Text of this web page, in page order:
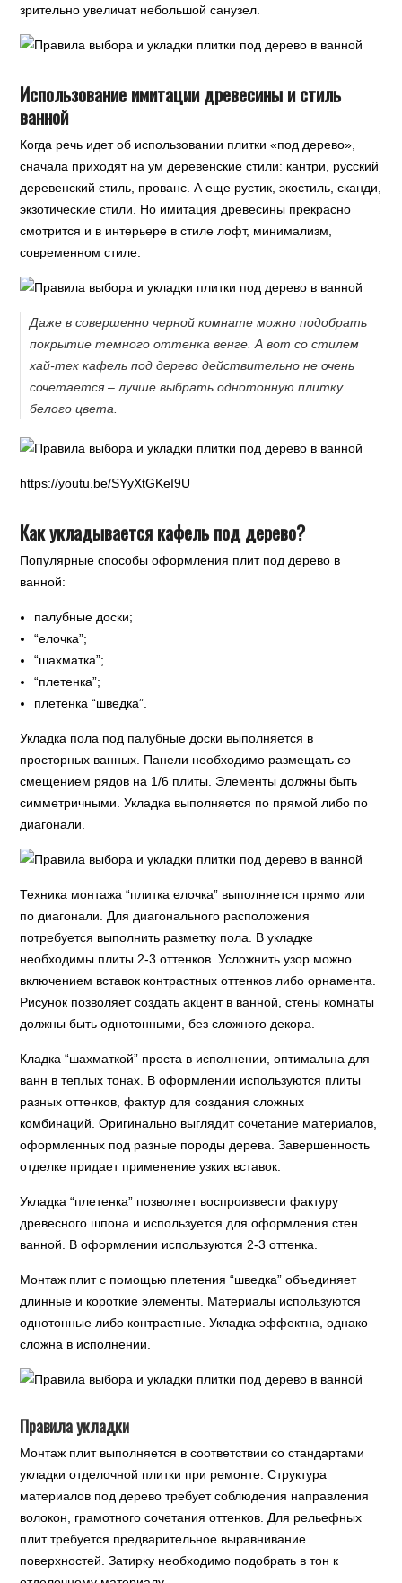
зрительно увеличат небольшой санузел.
Использование имитации древесины и стиль
ванной
Когда речь идет об использовании плитки «под дерево»,
сначала приходят на ум деревенские стили: кантри, русский
деревенский стиль, прованс. А еще рустик, экостиль, сканди,
экзотические стили. Но имитация древесины прекрасно
смотрится и в интерьере в стиле лофт, минимализм,
современном стиле.
Даже в совершенно черной комнате можно подобрать
покрытие темного оттенка венге. А вот со стилем
хай-тек кафель под дерево действительно не очень
сочетается – лучше выбрать однотонную плитку
белого цвета.
https://youtu.be/SYyXtGKeI9U
Как укладывается кафель под дерево?
Популярные способы оформления плит под дерево в
ванной:
палубные доски;
“елочка”;
“шахматка”;
“плетенка”;
плетенка “шведка”.
Укладка пола под палубные доски выполняется в
просторных ванных. Панели необходимо размещать со
смещением рядов на 1/6 плиты. Элементы должны быть
симметричными. Укладка выполняется по прямой либо по
диагонали.
Техника монтажа “плитка елочка” выполняется прямо или
по диагонали. Для диагонального расположения
потребуется выполнить разметку пола. В укладке
необходимы плиты 2-3 оттенков. Усложнить узор можно
включением вставок контрастных оттенков либо орнамента.
Рисунок позволяет создать акцент в ванной, стены комнаты
должны быть однотонными, без сложного декора.
Кладка “шахматкой” проста в исполнении, оптимальна для
ванн в теплых тонах. В оформлении используются плиты
разных оттенков, фактур для создания сложных
комбинаций. Оригинально выглядит сочетание материалов,
оформленных под разные породы дерева. Завершенность
отделке придает применение узких вставок.
Укладка “плетенка” позволяет воспроизвести фактуру
древесного шпона и используется для оформления стен
ванной. В оформлении используются 2-3 оттенка.
Монтаж плит с помощью плетения “шведка” объединяет
длинные и короткие элементы. Материалы используются
однотонные либо контрастные. Укладка эффектна, однако
сложна в исполнении.
Правила укладки
Монтаж плит выполняется в соответствии со стандартами
укладки отделочной плитки при ремонте. Структура
материалов под дерево требует соблюдения направления
волокон, грамотного сочетания оттенков. Для рельефных
плит требуется предварительное выравнивание
поверхностей. Затирку необходимо подобрать в тон к